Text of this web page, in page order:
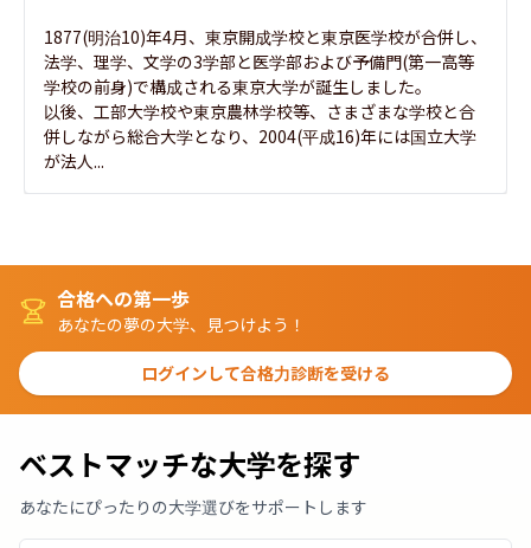
1877(明治10)年4月、東京開成学校と東京医学校が合併し、
法学、理学、文学の3学部と医学部および予備門(第一高等
学校の前身)で構成される東京大学が誕生しました。
以後、工部大学校や東京農林学校等、さまざまな学校と合
併しながら総合大学となり、2004(平成16)年には国立大学
が法人...
合格への第一歩
あなたの夢の大学、見つけよう！
ログインして合格力診断を受ける
ベストマッチな大学を探す
あなたにぴったりの大学選びをサポートします